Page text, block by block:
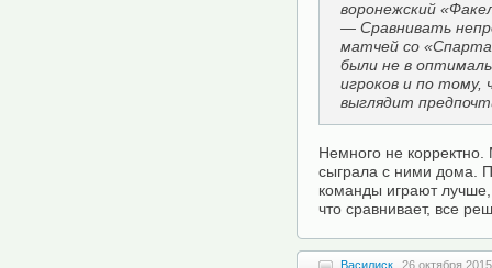
воронежский
— Сравнивать
матчей со
были не в
игроков и по тому,
выглядит
Немного не
сыграла с ними дома.
команды играют
что сравнивает, все
Василиск 26 октября